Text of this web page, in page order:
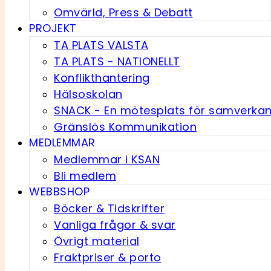
Omvärld, Press & Debatt
PROJEKT
TA PLATS VALSTA
TA PLATS - NATIONELLT
Konflikthantering
Hälsoskolan
SNACK - En möte­splats för
Gränslös Kommunikation
MEDLEMMAR
Medlemmar i KSAN
Bli medlem
WEBBSHOP
Böcker & Tidskrifter
Vanliga frågor & svar
Övrigt material
Fraktpriser & porto